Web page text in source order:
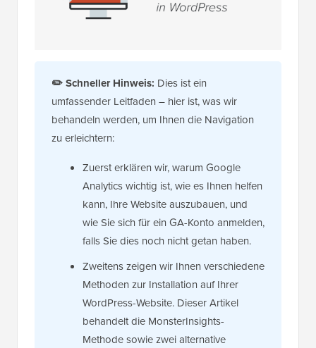
✏️Schneller Hinweis: Dies ist ein
umfassender Leitfaden – hier ist, was wir
behandeln werden, um Ihnen die Navigation
zu erleichtern:
Zuerst erklären wir, warum Google
Analytics wichtig ist, wie es Ihnen helfen
kann, Ihre Website auszubauen, und
wie Sie sich für ein GA-Konto anmelden,
falls Sie dies noch nicht getan haben.
Zweitens zeigen wir Ihnen verschiedene
Methoden zur Installation auf Ihrer
WordPress-Website. Dieser Artikel
behandelt die MonsterInsights-
Methode sowie zwei alternative